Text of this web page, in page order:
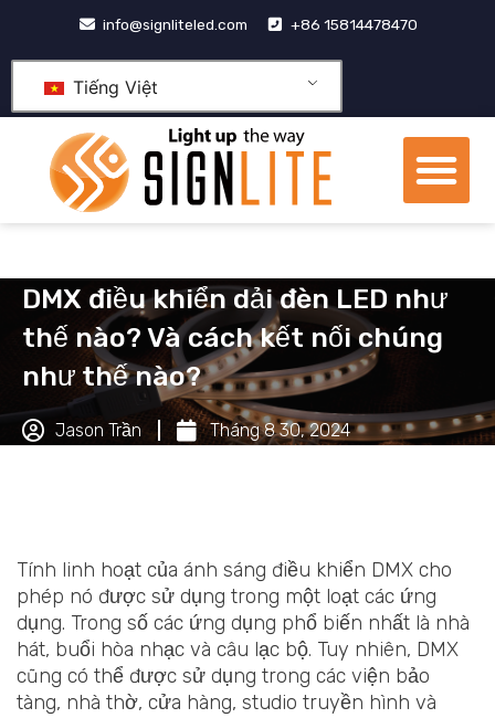
nội
info@signliteled.com +86 15814478470
Tiếng Việt
DMX điều khiển dải đèn LED như
thế nào? Và cách kết nối chúng
như thế nào?
Jason Trần Tháng 8 30, 2024
Tính linh hoạt của ánh sáng điều khiển DMX cho
phép nó được sử dụng trong một loạt các ứng
dụng. Trong số các ứng dụng phổ biến nhất là nhà
hát, buổi hòa nhạc và câu lạc bộ. Tuy nhiên, DMX
cũng có thể được sử dụng trong các viện bảo
tàng, nhà thờ, cửa hàng, studio truyền hình và